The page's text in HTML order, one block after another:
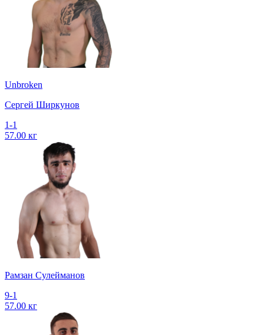
Unbroken
Сергей Ширкунов
1-1
57.00 кг
Рамзан Сулейманов
9-1
57.00 кг